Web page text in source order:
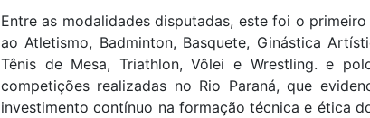
Entre as modalidades disputadas, este foi o
ao Atletismo, Badminton, Basquete, Ginástica
Tênis de Mesa, Triathlon, Vôlei e Wrestling. e
competições realizadas no Rio Paraná, que
investimento contínuo na formação técnica e ética